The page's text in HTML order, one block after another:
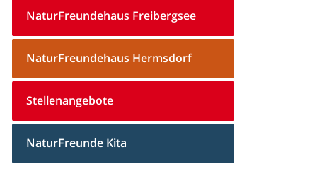
NaturFreundehaus Freibergsee
NaturFreundehaus Hermsdorf
Stellenangebote
NaturFreunde Kita